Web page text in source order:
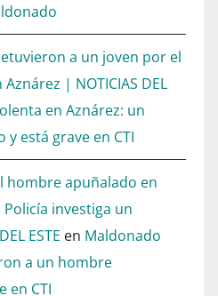
a un joven por el
| NOTICIAS DEL
en Aznárez: un
está grave en CTI
hombre apuñalado en
investiga un
ESTE en Maldonado
a un hombre
en CTI